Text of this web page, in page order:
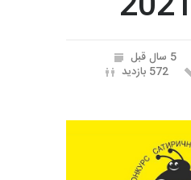
5 سال قبل
572 بازدید